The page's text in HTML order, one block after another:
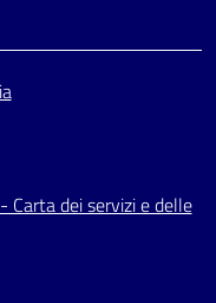
Carta dei servizi e delle